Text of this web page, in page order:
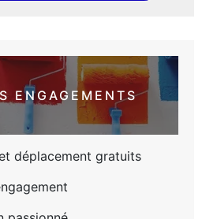
ENGAGEMENTS
déplacement gratuits